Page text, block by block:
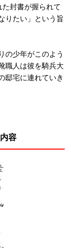
封書が握られて
りたい」という旨
の少年がこのよう
職人は彼を騎兵大
邸宅に連れていき
容